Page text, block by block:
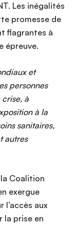
Les inégalités
promesse de
flagrantes à
épreuve.
et
personnes
à
à la
sanitaires,
autres
Coalition
exergue
l’accès aux
la prise en